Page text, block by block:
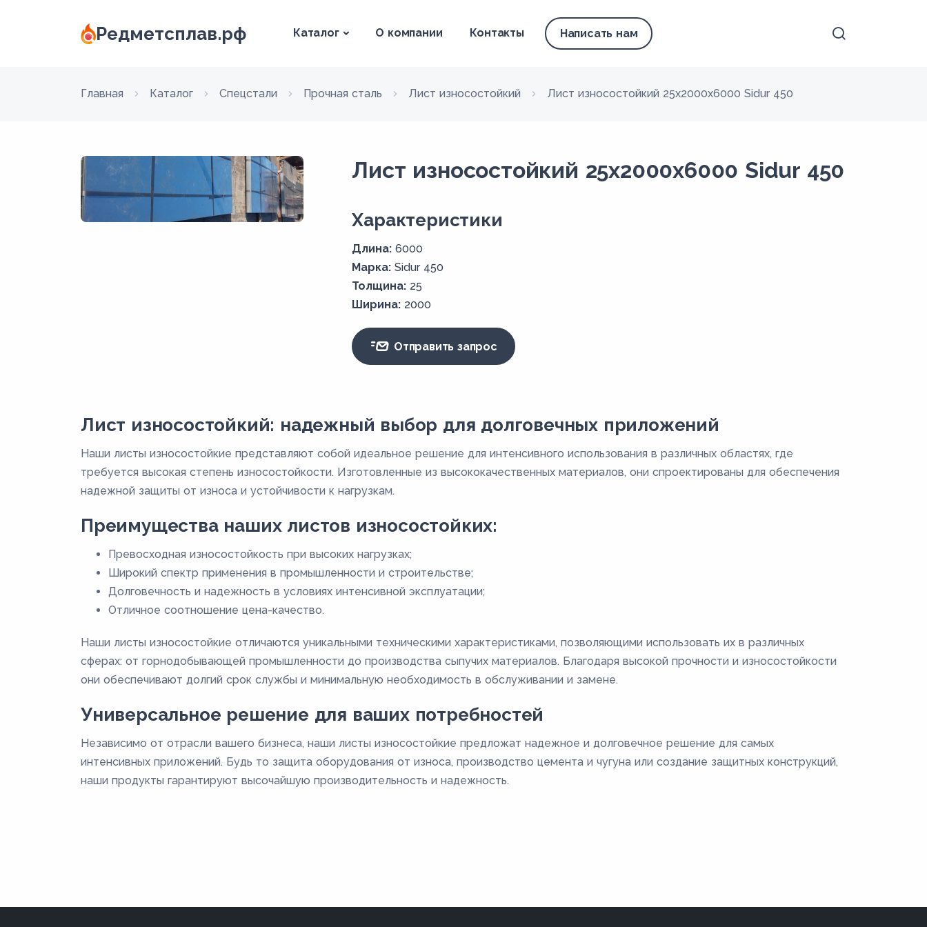
Редметсплав.рф Каталог О компании Контакты Написать нам
Главная Каталог Спецстали Прочная сталь Лист износостойкий Лист износостойкий 25x2000x6000 Sidur 450
Лист износостойкий 25x2000x6000 Sidur 450
Xарактеристики
Длина: 6000
Марка: Sidur 450
Толщина: 25
Ширина: 2000
Отправить запрос
Лист износостойкий: надежный выбор для долговечных приложений
Наши листы износостойкие представляют собой идеальное решение для интенсивного использования в различных областях, где
требуется высокая степень износостойкости. Изготовленные из высококачественных материалов, они спроектированы для обеспечения
надежной защиты от износа и устойчивости к нагрузкам.
Преимущества наших листов износостойких:
Превосходная износостойкость при высоких нагрузках;
Широкий спектр применения в промышленности и строительстве;
Долговечность и надежность в условиях интенсивной эксплуатации;
Отличное соотношение цена-качество.
Наши листы износостойкие отличаются уникальными техническими характеристиками, позволяющими использовать их в различных
сферах: от горнодобывающей промышленности до производства сыпучих материалов. Благодаря высокой прочности и износостойкости
они обеспечивают долгий срок службы и минимальную необходимость в обслуживании и замене.
Универсальное решение для ваших потребностей
Независимо от отрасли вашего бизнеса, наши листы износостойкие предложат надежное и долговечное решение для самых
интенсивных приложений. Будь то защита оборудования от износа, производство цемента и чугуна или создание защитных конструкций,
наши продукты гарантируют высочайшую производительность и надежность.